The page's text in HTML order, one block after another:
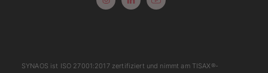
SYNAOS ist ISO 27001:2017zertifiziert und nimmt am TISAX®-